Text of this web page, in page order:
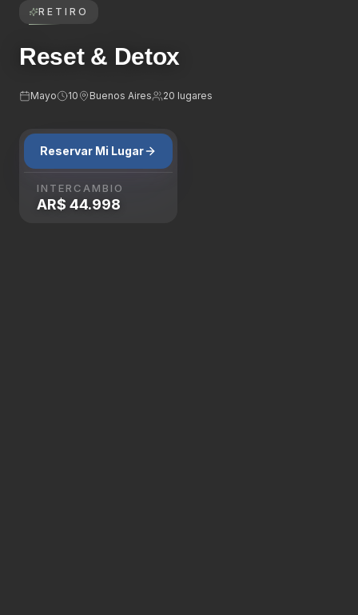
RETIRO
Reset & Detox
Mayo 10 Buenos Aires 20 lugares
Reservar Mi Lugar
INTERCAMBIO
AR$ 44.998